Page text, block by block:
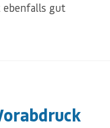
ebenfalls gut